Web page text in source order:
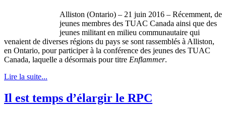
Alliston (Ontario) – 21 juin 2016 – Récemment, de
jeunes membres des TUAC Canada ainsi que des
jeunes militant en milieu communautaire qui
venaient de diverses régions du pays se sont rassemblés à Alliston,
en Ontario, pour participer à la conférence des jeunes des TUAC
Canada, laquelle a désormais pour titre Enflammer.
Lire la suite...
Il est temps d’élargir le RPC